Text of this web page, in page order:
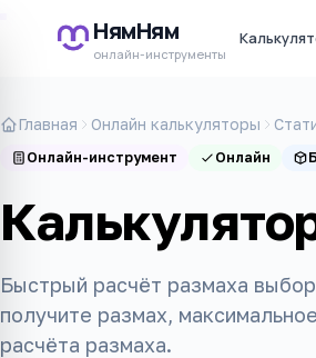
НямНям
онлайн-инструменты
Главная Онлайн калькуляторы
Онлайн-инструмент Онлайн
Быстрый расчёт размаха
получите размах,
расчёта размаха.